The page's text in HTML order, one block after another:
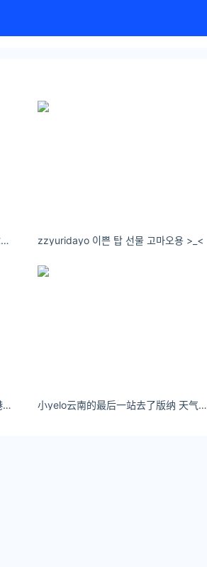
鬼畜瑶在不在w：幸福的驿站，有你就永远不会打烊。 zzyuridayo 이쁜 탑 선물 고마오용 >_<
卡通美女壁纸清风以北过南港，南港故人不知归。 小yelo云南的最后一站去了版纳 天气很好每天都很开心！